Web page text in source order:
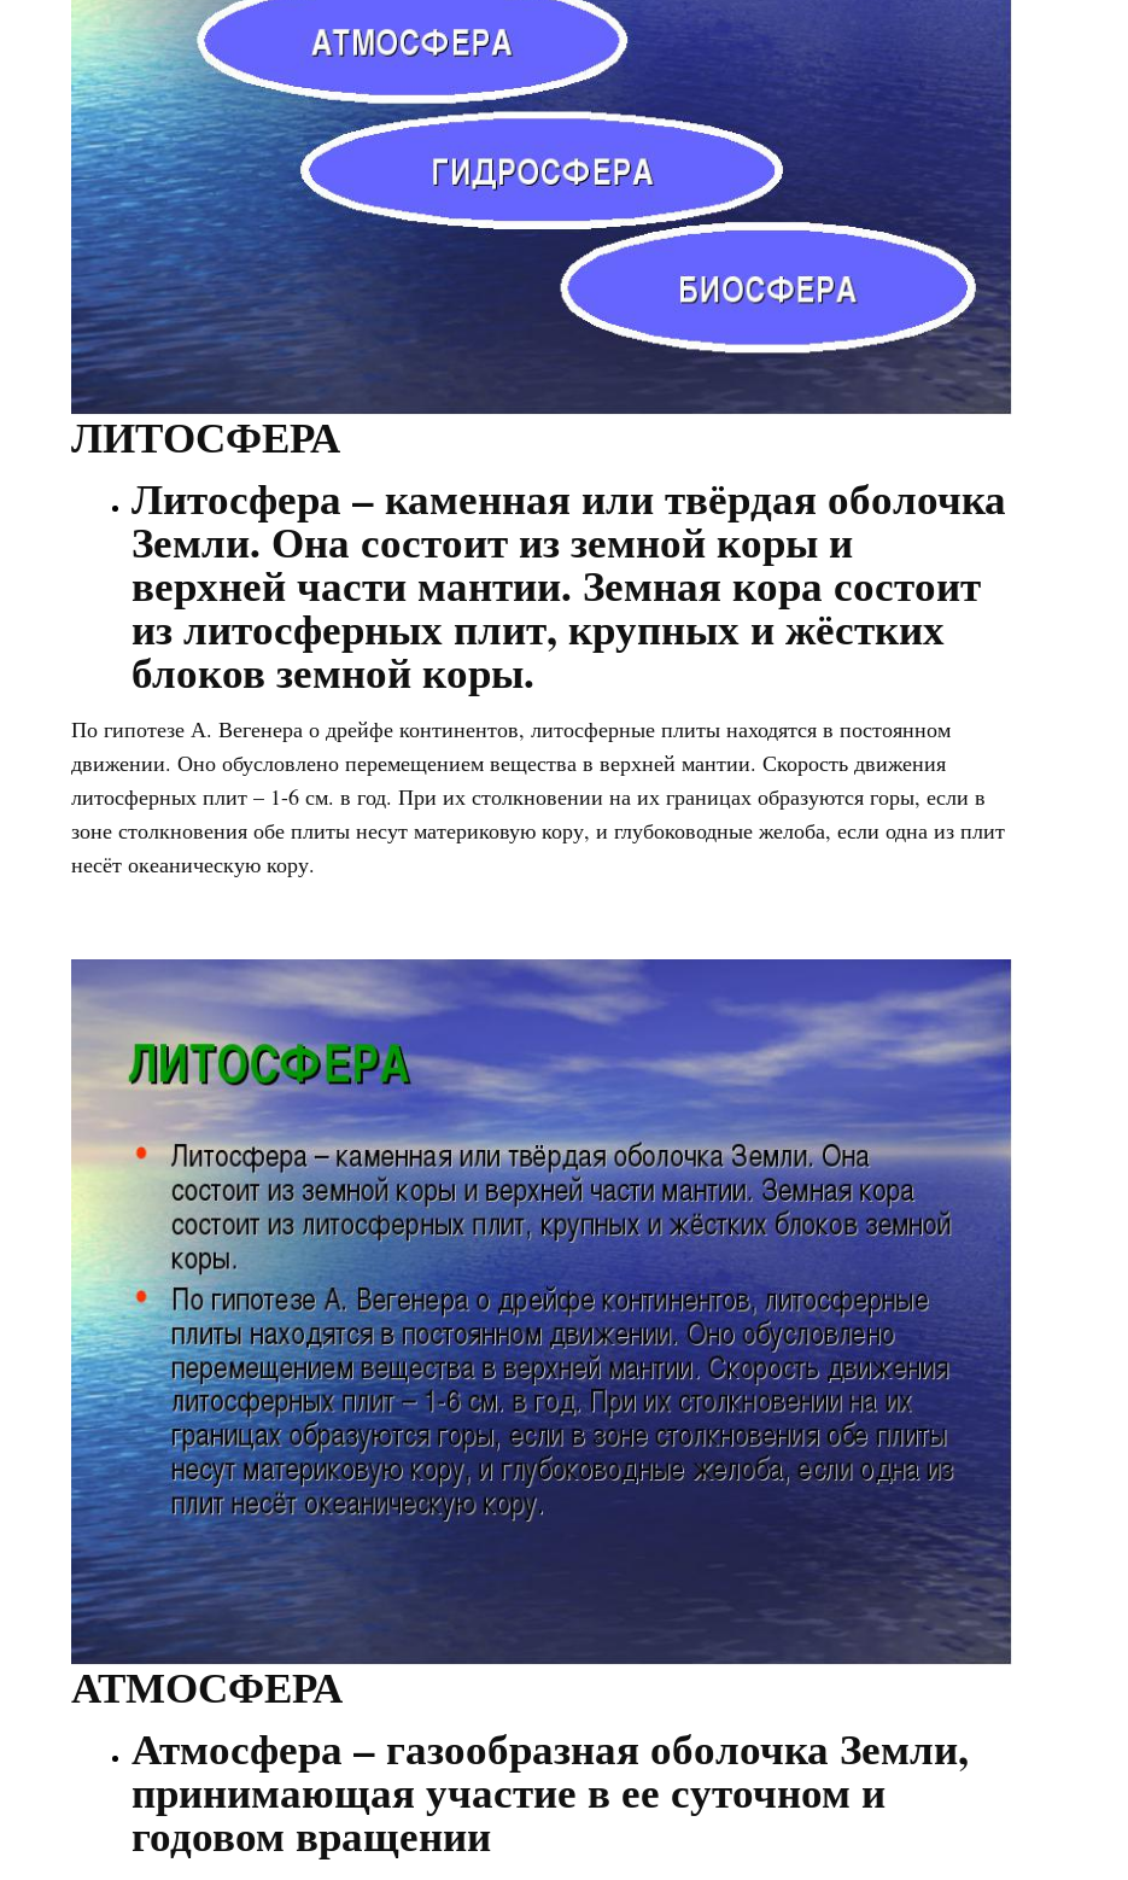
ЛИТОСФЕРА
Литосфера – каменная или твёрдая оболочка
Земли. Она состоит из земной коры и
верхней части мантии. Земная кора состоит
из литосферных плит, крупных и жёстких
блоков земной коры.
По гипотезе А. Вегенера о дрейфе континентов, литосферные плиты находятся в постоянном
движении. Оно обусловлено перемещением вещества в верхней мантии. Скорость движения
литосферных плит – 1-6 см. в год. При их столкновении на их границах образуются горы, если в
зоне столкновения обе плиты несут материковую кору, и глубоководные желоба, если одна из плит
несёт океаническую кору.
АТМОСФЕРА
Атмосфера – газообразная оболочка Земли,
принимающая участие в ее суточном и
годовом вращении